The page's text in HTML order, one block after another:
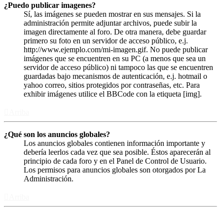
¿Puedo publicar imagenes?
Sí, las imágenes se pueden mostrar en sus mensajes. Si la
administración permite adjuntar archivos, puede subir la
imagen directamente al foro. De otra manera, debe guardar
primero su foto en un servidor de acceso público, e.j.
http://www.ejemplo.com/mi-imagen.gif. No puede publicar
imágenes que se encuentren en su PC (a menos que sea un
servidor de acceso público) ni tampoco las que se encuentren
guardadas bajo mecanismos de autenticación, e.j. hotmail o
yahoo correo, sitios protegidos por contraseñas, etc. Para
exhibir imágenes utilice el BBCode con la etiqueta [img].
¿Qué son los anuncios globales?
Los anuncios globales contienen información importante y
debería leerlos cada vez que sea posible. Éstos aparecerán al
principio de cada foro y en el Panel de Control de Usuario.
Los permisos para anuncios globales son otorgados por La
Administración.